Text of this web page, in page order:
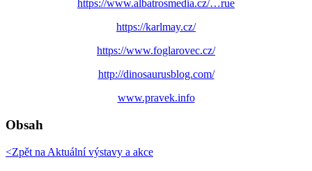
https://www.albatrosmedia.cz/…rue
https://karlmay.cz/
https://www.foglarovec.cz/
http://dinosaurusblog.com/
www.pravek.info
Obsah
<Zpět na Aktuální výstavy a akce